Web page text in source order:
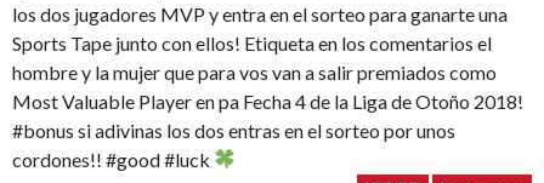
los dos jugadores MVP y entra en el sorteo para ganarte una
Sports Tape junto con ellos! Etiqueta en los comentarios el
hombre y la mujer que para vos van a salir premiados como
Most Valuable Player en pa Fecha 4 de la Liga de Otoño 2018!
#bonus si adivinas los dos entras en el sorteo por unos
cordones!! #good #luck